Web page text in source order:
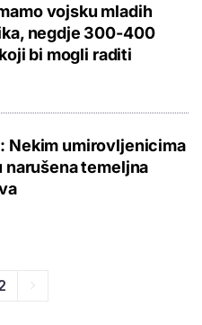
vojsku mladih
negdje 300-400
bi mogli raditi
Nekim umirovljenicima
narušena temeljna